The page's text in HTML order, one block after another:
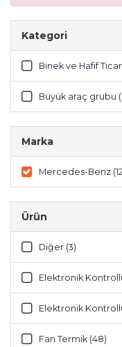
Kategori
Binek ve Hafif
Büyük araç grubu
Marka
Mercedes-Benz
Ürün
Diğer (3)
Elektronik
Elektronik
Fan Termik (48)